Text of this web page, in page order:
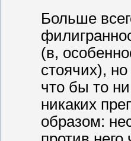
Больше
(в,
стоячих),
что бы то
никаких
образом: